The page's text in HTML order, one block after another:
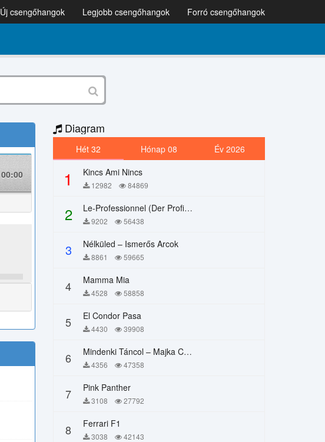
Új csengőhangok Legjobb csengőhangok Forró csengőhangok
00:00
Diagram
Hét 32 Hónap 08 Év 2026
1 Kincs Ami Nincs
12982 84869
2 Le-Professionnel (Der Profi) – Chi Mai
9202 56438
3 Nélküled – Ismerős Arcok
8861 59665
4 Mamma Mia
4528 58858
5 El Condor Pasa
4430 39908
6 Mindenki Táncol – Majka Curtis, Péter Majoros
4356 47358
7 Pink Panther
3108 27792
8 Ferrari F1
3038 42143